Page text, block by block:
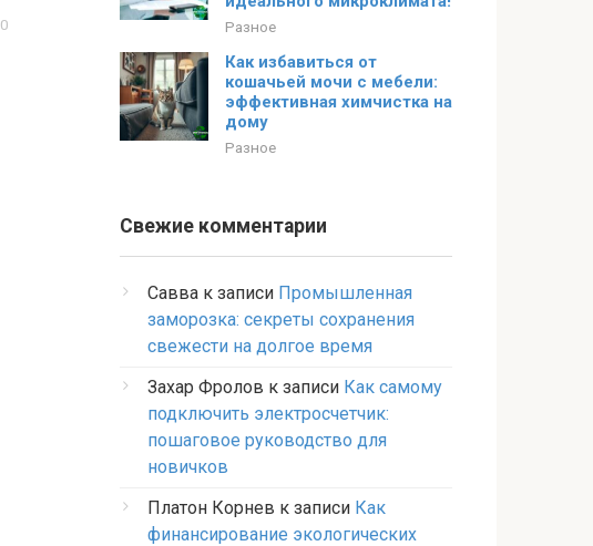
0 Разное
Как избавиться от
кошачьей мочи с мебели:
эффективная химчистка на
дому
Разное
Свежие комментарии
Савва к записи Промышленная
заморозка: секреты сохранения
свежести на долгое время
Захар Фролов к записи Как самому
подключить электросчетчик:
пошаговое руководство для
новичков
Платон Корнев к записи Как
финансирование экологических